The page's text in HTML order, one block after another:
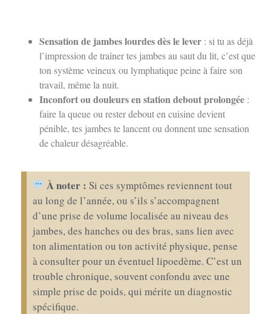
Sensation de jambes lourdes dès le lever : si tu as déjà
l’impression de traîner tes jambes au saut du lit, c’est que
ton système veineux ou lymphatique peine à faire son
travail, même la nuit.
Inconfort ou douleurs en station debout prolongée :
faire la queue ou rester debout en cuisine devient
pénible, tes jambes te lancent ou donnent une sensation
de chaleur désagréable.
À noter : Si ces symptômes reviennent tout
au long de l’année, ou s’ils s’accompagnent
d’une prise de volume localisée au niveau des
jambes, des hanches ou des bras, sans lien avec
ton alimentation ou ton activité physique, pense
à consulter pour un éventuel lipoedème. C’est un
trouble chronique, souvent confondu avec une
simple prise de poids, qui mérite un diagnostic
spécifique.